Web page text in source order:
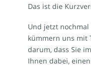
Das ist die
Und jetzt
kümmern uns mit
darum, dass Sie
Ihnen dabei,